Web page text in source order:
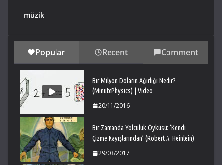
müzik
Popular Recent Comment
Bir Milyon Doların Ağırlığı Nedir?
(MinutePhysics) | Video
20/11/2016
Bir Zamanda Yolculuk Öyküsü: ‘Kendi
Çizme Kayışlarından’ (Robert A. Heinlein)
29/03/2017